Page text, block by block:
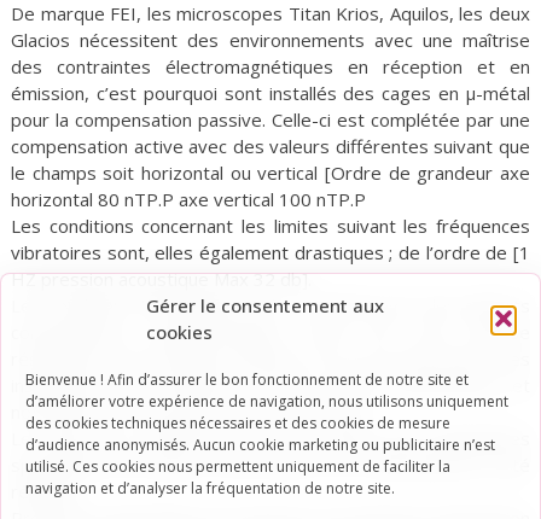
Gérer le consentement aux
cookies
Bienvenue ! Afin d’assurer le bon fonctionnement de notre site et
d’améliorer votre expérience de navigation, nous utilisons uniquement
des cookies techniques nécessaires et des cookies de mesure
d’audience anonymisés. Aucun cookie marketing ou publicitaire n’est
utilisé. Ces cookies nous permettent uniquement de faciliter la
navigation et d’analyser la fréquentation de notre site.
De marque FEI, les microscopes Titan Krios, Aquilos, les deux
Glacios nécessitent des environnements avec une maîtrise
des contraintes électromagnétiques en réception et en
émission, c’est pourquoi sont installés des cages en µ-métal
pour la compensation passive. Celle-ci est complétée par une
compensation active avec des valeurs différentes suivant que
le champs soit horizontal ou vertical [Ordre de grandeur axe
horizontal 80 nTP.P axe vertical 100 nTP.P
Les conditions concernant les limites suivant les fréquences
vibratoires sont, elles également drastiques ; de l’ordre de [1
HZ pression acoustique Max 32 db].
Les conditions thermiques (20°c constant avec des apports
conséquents), hygrométriques 30% HR, une vitesse
installations de traitement d’air de haute performance et
notamment CTA muni de roue déssicatrice.
Le niveau de confinement L2 pour l’étude des pathogènes
spécifiques est requis, et une classe ISO7 salle blanches a été
réalisée.